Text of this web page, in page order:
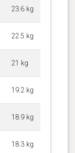
23.6 kg
22.5 kg
21 kg
19.2 kg
18.9 kg
18.3 kg